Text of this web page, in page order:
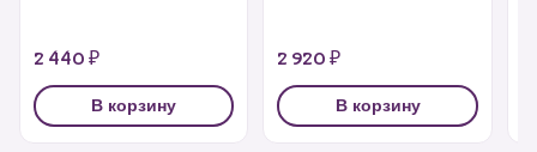
2 440 ₽
В корзину
2 920 ₽
В корзину